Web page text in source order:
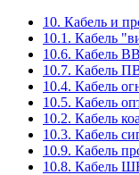
10. Кабель и
10.1. Кабель
10.6. Кабель
10.7. Кабель
10.4. Кабель
10.5. Кабель
10.2. Кабель
10.3. Кабель
10.9. Кабель
10.8. Кабель